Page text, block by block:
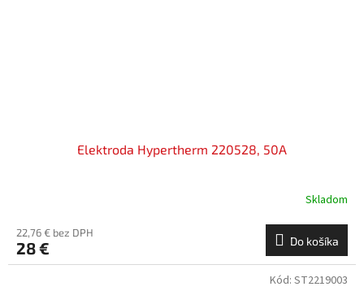
Elektroda Hypertherm 220528, 50A
Skladom
22,76 € bez DPH
28 € Do košíka
Kód: ST2219003